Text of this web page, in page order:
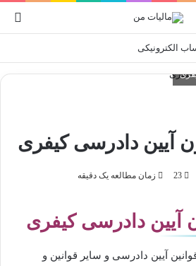
الکترونیکی
23 زمان مطالعه یک دقیقه
آیین دادرسی و سایر قوانین و